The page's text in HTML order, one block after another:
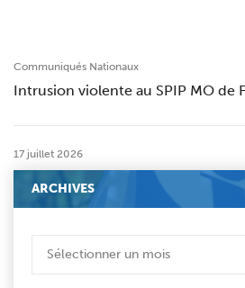
Communiqués Nationaux
Intrusion violente au SPIP MO de
17 juillet 2026
ARCHIVES